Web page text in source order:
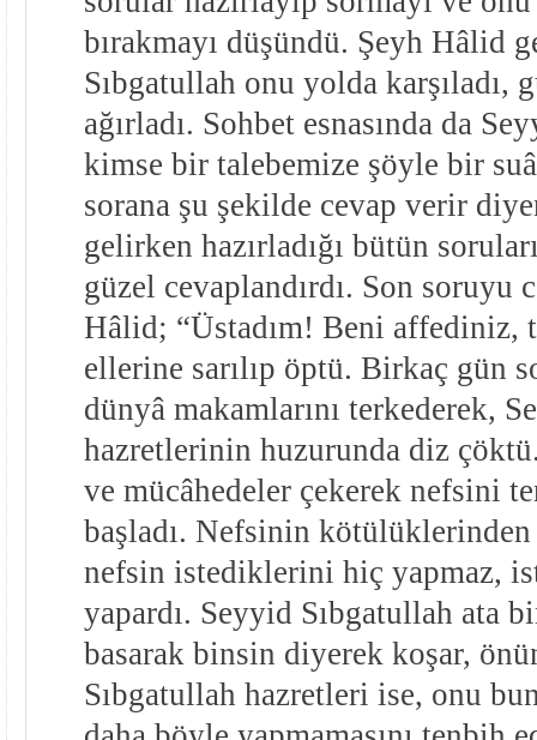
bırakmayı düşündü. Şeyh Hâlid
Sıbgatullah onu yolda karşıladı,
ağırladı. Sohbet esnasında da
kimse bir talebemize şöyle bir
sorana şu şekilde cevap verir
gelirken hazırladığı bütün
güzel cevaplandırdı. Son soruyu
Hâlid; “Üstadım! Beni affediniz,
ellerine sarılıp öptü. Birkaç gün
dünyâ makamlarını terkederek,
hazretlerinin huzurunda diz
ve mücâhedeler çekerek nefsini
başladı. Nefsinin
nefsin istediklerini hiç yapmaz,
yapardı. Seyyid Sıbgatullah ata
basarak binsin diyerek koşar,
Sıbgatullah hazretleri ise, onu